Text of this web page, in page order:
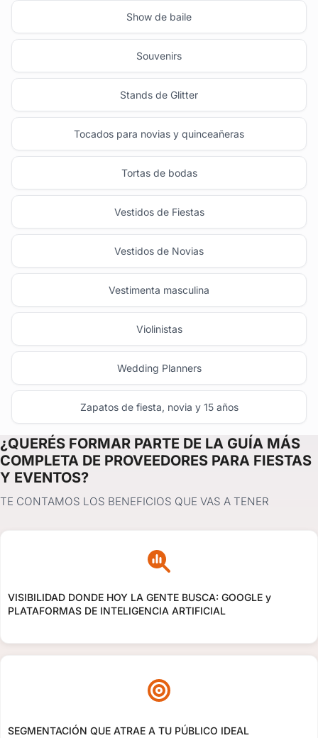
Show de baile
Souvenirs
Stands de Glitter
Tocados para novias y quinceañeras
Tortas de bodas
Vestidos de Fiestas
Vestidos de Novias
Vestimenta masculina
Violinistas
Wedding Planners
Zapatos de fiesta, novia y 15 años
¿QUERÉS FORMAR PARTE DE LA GUÍA MÁS
COMPLETA DE PROVEEDORES PARA FIESTAS
Y EVENTOS?
TE CONTAMOS LOS BENEFICIOS QUE VAS A TENER
VISIBILIDAD DONDE HOY LA GENTE BUSCA: GOOGLE y
PLATAFORMAS DE INTELIGENCIA ARTIFICIAL
SEGMENTACIÓN QUE ATRAE A TU PÚBLICO IDEAL